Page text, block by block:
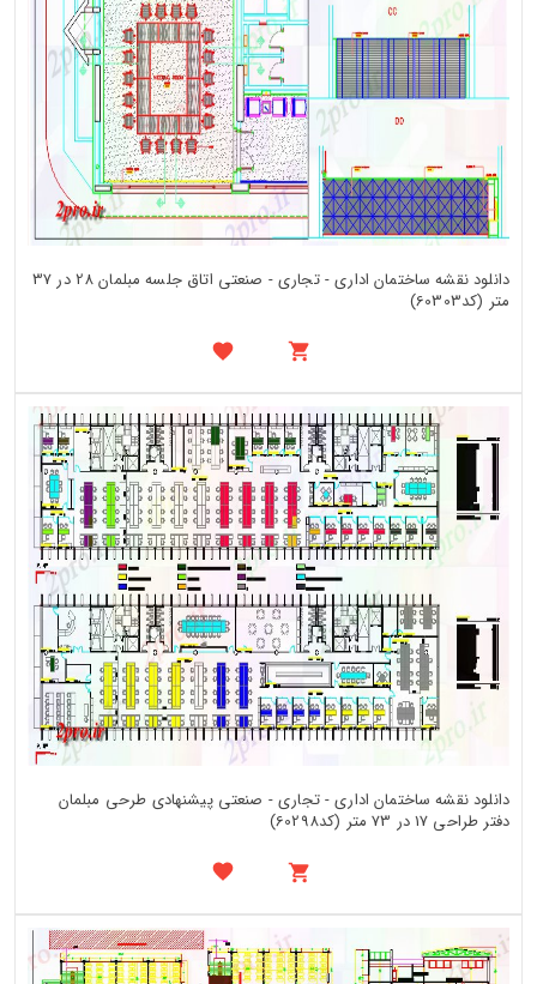
دانلود نقشه ساختمان اداری - تجاری - صنعتی اتاق جلسه مبلمان 28 در 37
متر (کد60303)
دانلود نقشه ساختمان اداری - تجاری - صنعتی پیشنهادی طرحی مبلمان
دفتر طراحی 17 در 73 متر (کد60298)